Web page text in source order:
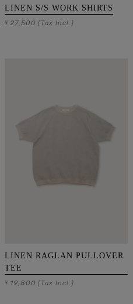
LINEN S/S WORK SHIRTS
¥ 27,500 (Tax Incl.)
LINEN RAGLAN PULLOVER
TEE
¥ 19,800 (Tax Incl.)